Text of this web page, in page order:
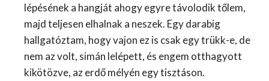
lépésének a hangját ahogy egyre távolodik tőlem,
majd teljesen elhalnak a neszek. Egy darabig
hallgatóztam, hogy vajon ez is csak egy trükk-e, de
nem az volt, simán lelépett, és engem otthagyott
kikötözve, az erdő mélyén egy tisztáson.